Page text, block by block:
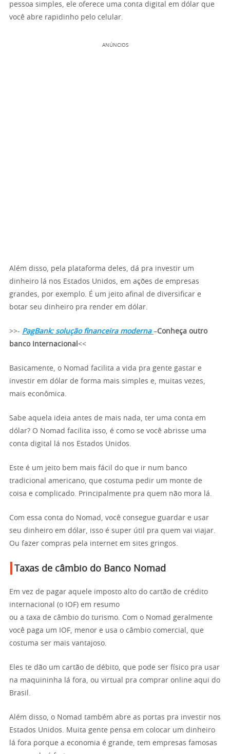
pessoa simples, ele oferece uma conta digital em dólar que
você abre rapidinho pelo celular.
ANÚNCIOS
Além disso, pela plataforma deles, dá pra investir um
dinheiro lá nos Estados Unidos, em ações de empresas
grandes, por exemplo. É um jeito afinal de diversificar e
botar seu dinheiro pra render em dólar.
>>- PagBank: solução financeira moderna –Conheça outro
banco Internacional <<
Basicamente, o Nomad facilita a vida pra gente gastar e
investir em dólar de forma mais simples e, muitas vezes,
mais econômica.
Sabe aquela ideia antes de mais nada, ter uma conta em
dólar? O Nomad facilita isso, é como se você abrisse uma
conta digital lá nos Estados Unidos.
Este é um jeito bem mais fácil do que ir num banco
tradicional americano, que costuma pedir um monte de
coisa e complicado. Principalmente pra quem não mora lá.
Com essa conta do Nomad, você consegue guardar e usar
seu dinheiro em dólar, isso é super útil pra quem vai viajar.
Ou fazer compras pela internet em sites gringos.
Taxas de câmbio do Banco Nomad
Em vez de pagar aquele imposto alto do cartão de crédito
internacional (o IOF) em resumo
ou a taxa de câmbio do turismo. Com o Nomad geralmente
você paga um IOF, menor e usa o câmbio comercial, que
costuma ser mais vantajoso.
Eles te dão um cartão de débito, que pode ser físico pra usar
na maquininha lá fora, ou virtual pra comprar online aqui do
Brasil.
Além disso, o Nomad também abre as portas pra investir nos
Estados Unidos. Muita gente pensa em colocar um dinheiro
lá fora porque a economia é grande, tem empresas famosas